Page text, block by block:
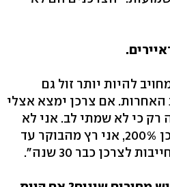
להיות יותר זול גם
אם צרכן ימצא אצלי
רק כי לא שמתי לב. אני לא
מתכוון להרוויח על הצרכן 200%, אני רץ מהבוקר עד
לצרכן כבר 30 שנה".